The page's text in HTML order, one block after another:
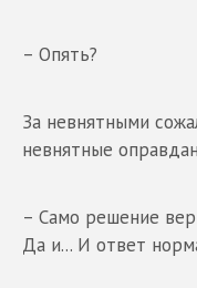
– Опять?
За невнятными
невнятные
– Само решение
Да и... И ответ